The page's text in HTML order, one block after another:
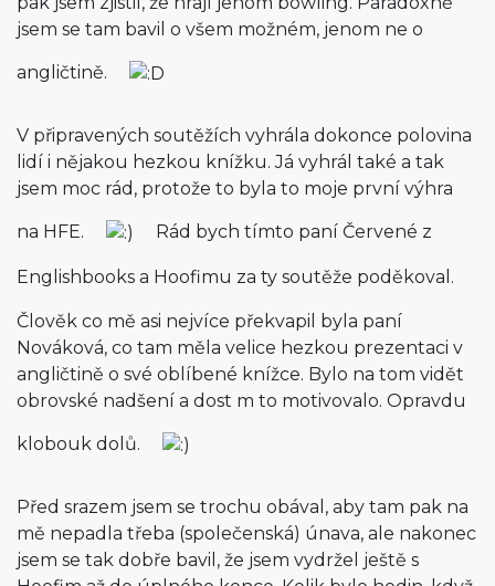
jsem se tam bavil o všem možném, jenom ne o
angličtině.
V připravených soutěžích vyhrála dokonce polovina
lidí i nějakou hezkou knížku. Já vyhrál také a tak
jsem moc rád, protože to byla to moje první výhra
na HFE. Rád bych tímto paní Červené z
Englishbooks a Hoofimu za ty soutěže poděkoval.
Člověk co mě asi nejvíce překvapil byla paní
Nováková, co tam měla velice hezkou prezentaci v
angličtině o své oblíbené knížce. Bylo na tom vidět
obrovské nadšení a dost m to motivovalo. Opravdu
klobouk dolů.
Před srazem jsem se trochu obával, aby tam pak na
mě nepadla třeba (společenská) únava, ale nakonec
jsem se tak dobře bavil, že jsem vydržel ještě s